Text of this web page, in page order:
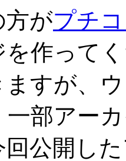
方がプチ
を作って
すが、
部アー
公開し